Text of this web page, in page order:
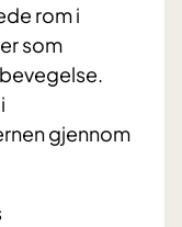
rom i
som
gjennom